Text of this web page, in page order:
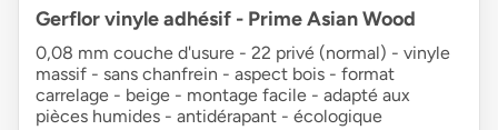
Gerflor vinyle adhésif - Prime Asian Wood
0,08 mm couche d'usure - 22 privé (normal) - vinyle
massif - sans chanfrein - aspect bois - format
carrelage - beige - montage facile - adapté aux
pièces humides - antidérapant - écologique